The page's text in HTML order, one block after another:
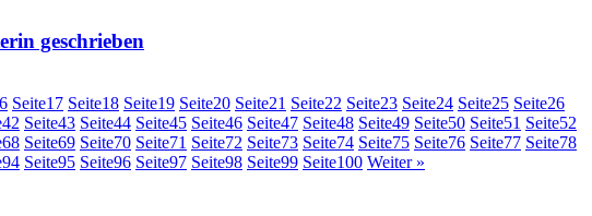
geschrieben
Seite17 Seite18 Seite19 Seite20 Seite21 Seite22 Seite23 Seite24 Seite25 Seite26
42 Seite43 Seite44 Seite45 Seite46 Seite47 Seite48 Seite49 Seite50 Seite51 Seite52
68 Seite69 Seite70 Seite71 Seite72 Seite73 Seite74 Seite75 Seite76 Seite77 Seite78
94 Seite95 Seite96 Seite97 Seite98 Seite99 Seite100 Weiter »